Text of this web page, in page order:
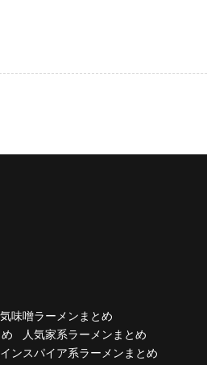
気味噌ラーメンまとめ
人気家系ラーメンまとめ
ンスパイア系ラーメンまとめ